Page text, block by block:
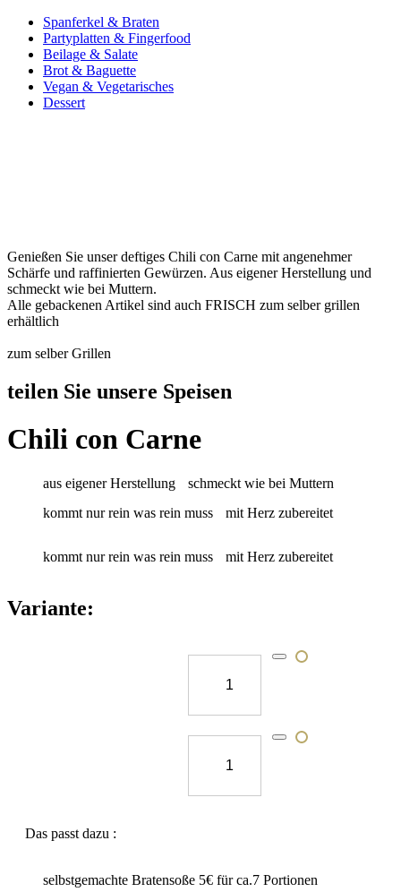
Spanferkel & Braten
Partyplatten & Fingerfood
Beilage & Salate
Brot & Baguette
Vegan & Vegetarisches
Dessert
Genießen Sie unser deftiges Chili con Carne mit angenehmer
Schärfe und raffinierten Gewürzen. Aus eigener Herstellung und
schmeckt wie bei Muttern.
Alle gebackenen Artikel sind auch FRISCH zum selber grillen
erhältlich
zum selber Grillen
teilen Sie unsere Speisen
Chili con Carne
aus eigener Herstellung
schmeckt wie bei Muttern
kommt nur rein was rein muss
mit Herz zubereitet
kommt nur rein was rein muss mit Herz zubereitet
Variante:
Das passt dazu :
selbstgemachte Bratensoße 5€ für ca.7 Portionen